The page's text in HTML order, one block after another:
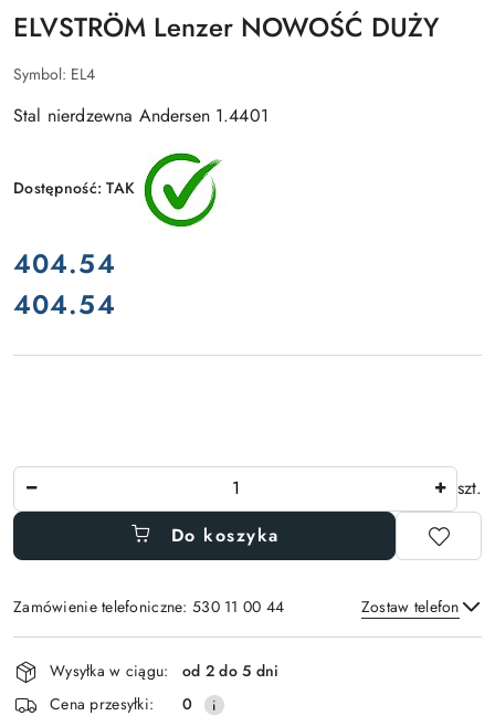
ELVSTRÖM Lenzer NOWOŚĆ DUŻY
Symbol: EL4
Stal nierdzewna Andersen 1.4401
Dostępność:TAK
cena:
404.54
Cena:
404.54
Ilość
szt.
Do koszyka
Zamówienie telefoniczne: 530 11 00 44 Zostaw telefon
Wyślij
Dostępność
i
Wysyłka w ciągu:
od 2 do 5 dni
Cena przesyłki:
0